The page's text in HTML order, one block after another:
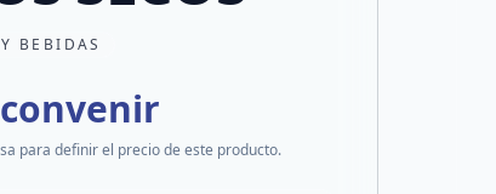
BEBIDAS
para definir el precio de este producto.